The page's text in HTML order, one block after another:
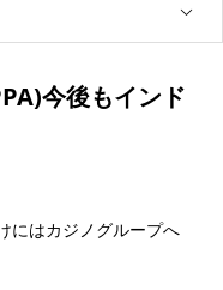
今後もインド
にはカジノグループへ